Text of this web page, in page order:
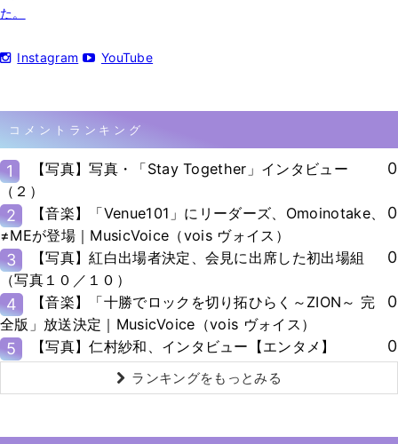
た。
Instagram YouTube
コメントランキング
1
【写真】写真・「Stay Together」インタビュー
（２）
0
2
【音楽】「Venue101」にリーダーズ、Omoinotake、
≠MEが登場｜MusicVoice（vois ヴォイス）
0
3
【写真】紅白出場者決定、会見に出席した初出場組
（写真１０／１０）
0
4
【音楽】「十勝でロックを切り拓ひらく～ZION～ 完
全版」放送決定｜MusicVoice（vois ヴォイス）
0
5 【写真】仁村紗和、インタビュー【エンタメ】 0
ランキングをもっとみる